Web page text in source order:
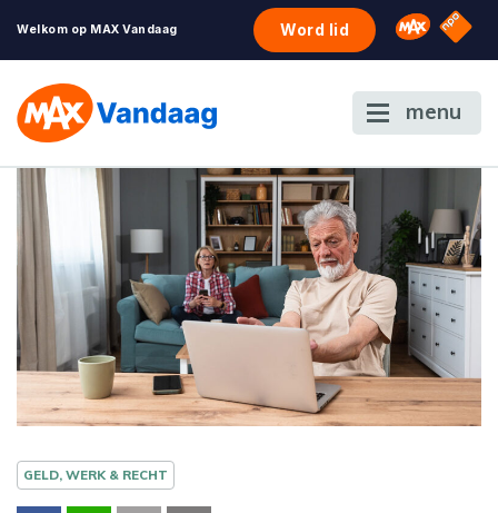
Welkom op MAX Vandaag Word lid Omroep
NPO
menu
GELD, WERK & RECHT